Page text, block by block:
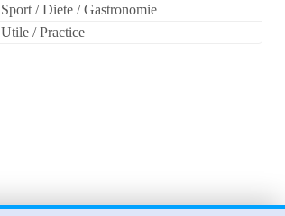
Sport / Diete / Gastronomie
Utile / Practice